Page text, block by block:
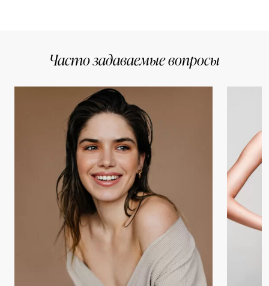
Часто задаваемые вопросы